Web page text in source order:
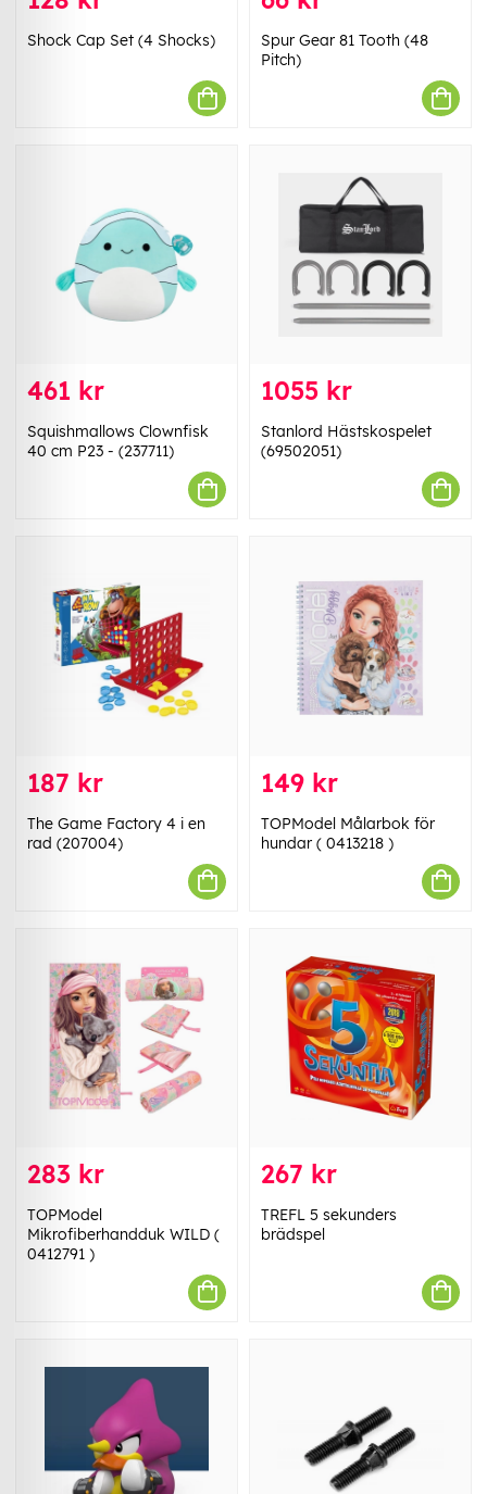
Shock Cap Set (4 Shocks)
Spur Gear 81 Tooth (48
Pitch)
461 kr
Squishmallows Clownfisk
40 cm P23 - (237711)
1055 kr
Stanlord Hästskospelet
(69502051)
187 kr
The Game Factory 4 i en
rad (207004)
149 kr
TOPModel Målarbok för
hundar ( 0413218 )
283 kr
TOPModel
Mikrofiberhandduk WILD (
0412791 )
267 kr
TREFL 5 sekunders
brädspel